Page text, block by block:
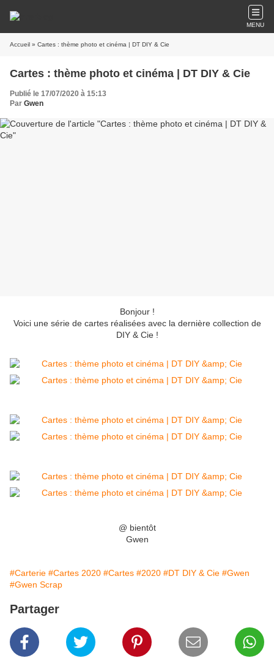
MENU
Accueil » Cartes : thème photo et cinéma | DT DIY & Cie
Cartes : thème photo et cinéma | DT DIY & Cie
Publié le 17/07/2020 à 15:13
Par Gwen
Bonjour !
Voici une série de cartes réalisées avec la dernière collection de
DIY & Cie !
@ bientôt
Gwen
#Carterie #Cartes 2020 #Cartes #2020 #DT DIY & Cie #Gwen
#Gwen Scrap
Partager